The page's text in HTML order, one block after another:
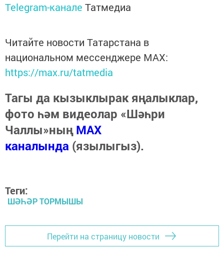
Telegram-канале Татмедиа
Читайте новости Татарстана в
национальном мессенджере MАХ:
https://max.ru/tatmedia
Тагы да кызыклырак яңалыклар,
фото һәм видеолар «Шәһри
Чаллы»ныңMAX
каналында (язылыгыз).
Теги:
ШӘҺӘР ТОРМЫШЫ
Перейти на страницу новости